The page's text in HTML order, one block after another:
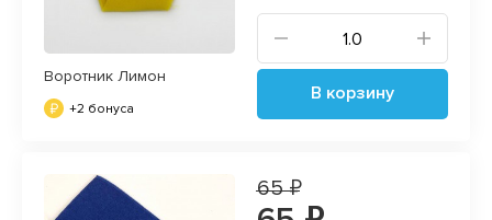
Воротник Лимон
+2 бонуса
В корзину
65 ₽